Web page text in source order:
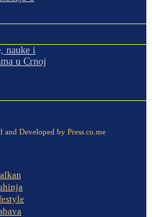
nauke i
u Crnoj
and Developed by Press.co.me